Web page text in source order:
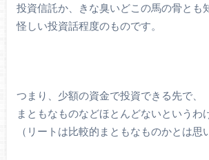
投資信託か、きな臭いどこの馬の骨とも
怪しい投資話程度のものです。
つまり、少額の資金で投資できる先で、
まともなものなどほとんどないというわ
（リートは比較的まともなものかとは思